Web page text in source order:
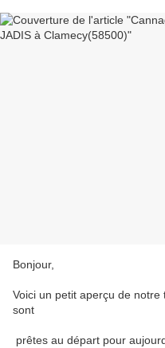
Bonjour,
Voici un petit aperçu de
sont
prêtes au départ pour